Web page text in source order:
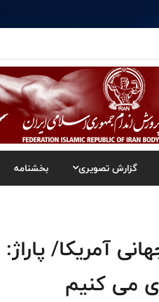
گزارش تصویری بخشنامه
آمریکا/ پاراژ:
می کنیم